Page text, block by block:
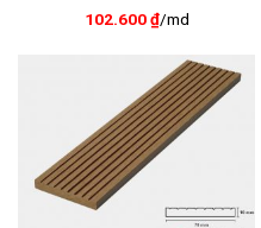
102.600₫/md